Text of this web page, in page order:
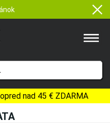
nad 45 € ZDARMA